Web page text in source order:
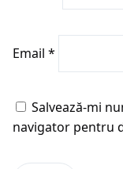
Email *
Salvează-mi
navigator pentru